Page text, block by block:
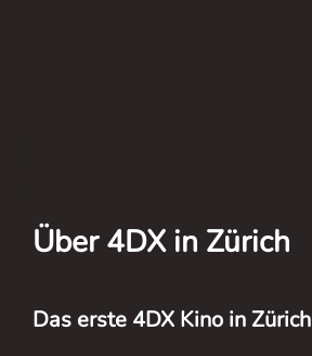
Über 4DX in Zürich
Das erste 4DX Kino in Zürich